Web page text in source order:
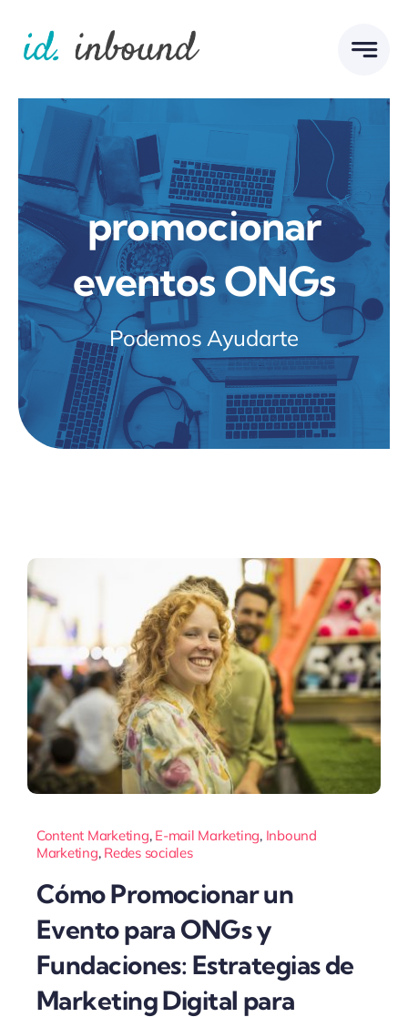
content
promocionar
eventos ONGs
Podemos Ayudarte
Content Marketing, E-mail Marketing, Inbound
Marketing, Redes sociales
Cómo Promocionar un
Evento para ONGs y
Fundaciones: Estrategias de
Marketing Digital para